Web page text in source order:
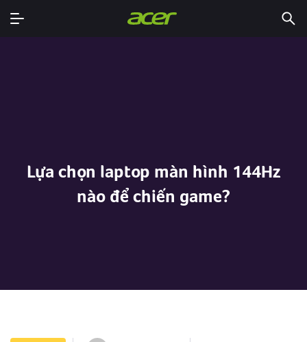
Lựa chọn laptop màn hình 144Hz
nào để chiến game?